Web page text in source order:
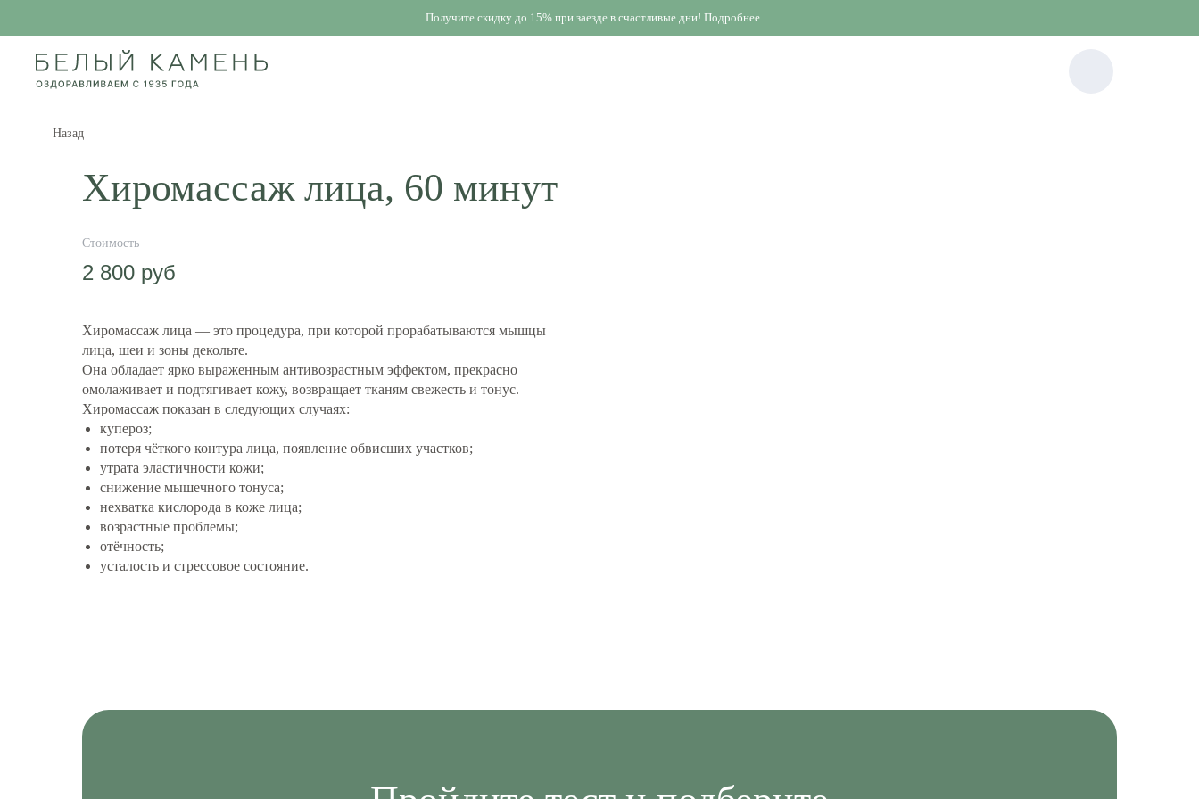
Получите скидку до 15% при заезде в счастливые дни! Подробнее
Назад
Хиромассаж лица, 60 минут
2 800 руб
Хиромассаж лица — это процедура, при которой прорабатываются мышцы
лица, шеи и зоны декольте.
Она обладает ярко выраженным антивозрастным эффектом, прекрасно
омолаживает и подтягивает кожу, возвращает тканям свежесть и тонус.
Хиромассаж показан в следующих случаях:
купероз;
потеря чёткого контура лица, появление обвисших участков;
утрата эластичности кожи;
снижение мышечного тонуса;
нехватка кислорода в коже лица;
возрастные проблемы;
отёчность;
усталость и стрессовое состояние.